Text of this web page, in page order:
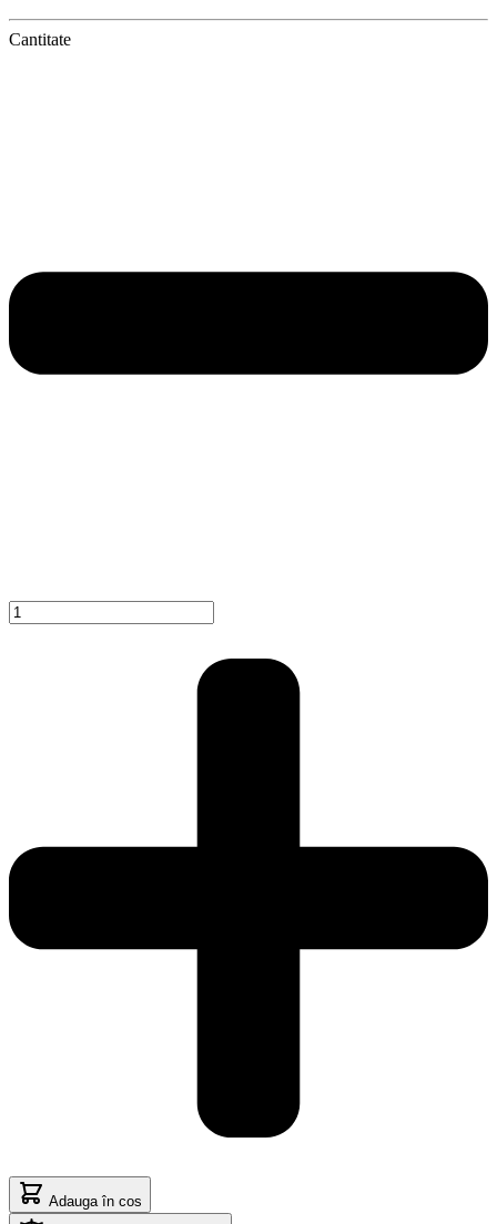
Cantitate
Adauga în cos